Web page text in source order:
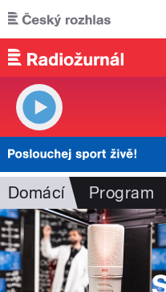
Přejít k hlavnímu obsahu
Domácí Program